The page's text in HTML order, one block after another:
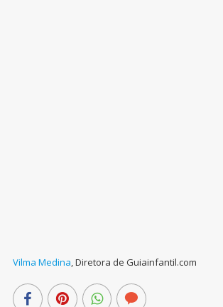
Vilma Medina,Diretora de Guiainfantil.com